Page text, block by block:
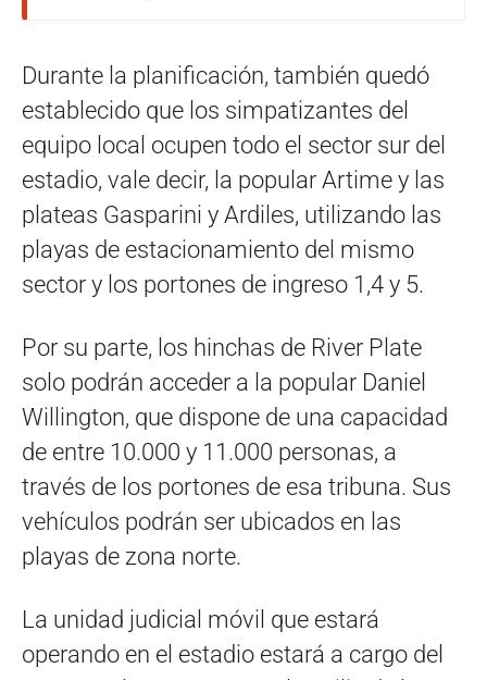
Durante la planificación, también quedó
establecido que los simpatizantes del
equipo local ocupen todo el sector sur del
estadio, vale decir, la popular Artime y las
plateas Gasparini y Ardiles, utilizando las
playas de estacionamiento del mismo
sector y los portones de ingreso 1,4 y 5.
Por su parte, los hinchas de River Plate
solo podrán acceder a la popular Daniel
Willington, que dispone de una capacidad
de entre 10.000 y 11.000 personas, a
través de los portones de esa tribuna. Sus
vehículos podrán ser ubicados en las
playas de zona norte.
La unidad judicial móvil que estará
operando en el estadio estará a cargo del